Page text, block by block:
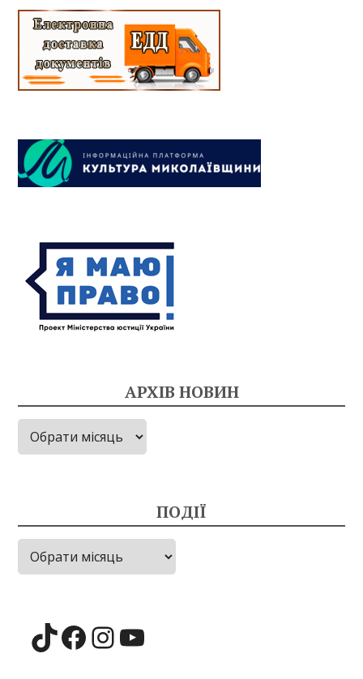
АРХІВ НОВИН
Архів
новин
ПОДІЇ
Події
TikTok
Facebook
Instagram
YouTube